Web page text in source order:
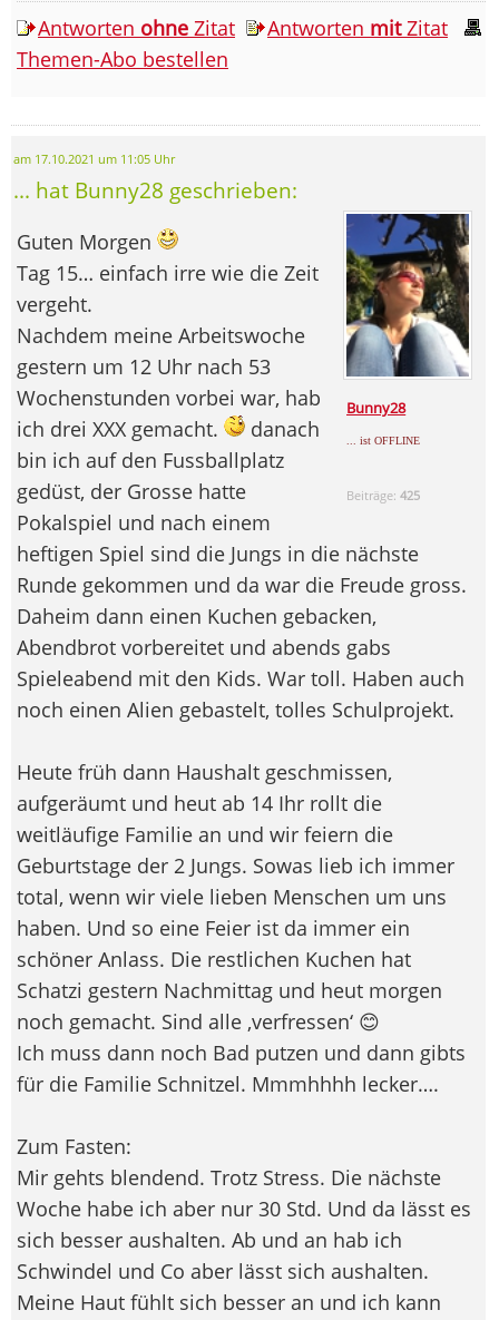
Antworten ohne Zitat Antworten mitZitat
Themen-Abo bestellen
am 17.10.2021 um 11:05 Uhr
... hat Bunny28 geschrieben:
Bunny28
... ist OFFLINE
Beiträge:425
Guten Morgen
Tag 15… einfach irre wie die Zeit
vergeht.
Nachdem meine Arbeitswoche
gestern um 12 Uhr nach 53
Wochenstunden vorbei war, hab
ich drei XXX gemacht.
danach
bin ich auf den Fussballplatz
gedüst, der Grosse hatte
Pokalspiel und nach einem
heftigen Spiel sind die Jungs in die nächste
Runde gekommen und da war die Freude gross.
Daheim dann einen Kuchen gebacken,
Abendbrot vorbereitet und abends gabs
Spieleabend mit den Kids. War toll. Haben auch
noch einen Alien gebastelt, tolles Schulprojekt.
Heute früh dann Haushalt geschmissen,
aufgeräumt und heut ab 14 Ihr rollt die
weitläufige Familie an und wir feiern die
Geburtstage der 2 Jungs. Sowas lieb ich immer
total, wenn wir viele lieben Menschen um uns
haben. Und so eine Feier ist da immer ein
schöner Anlass. Die restlichen Kuchen hat
Schatzi gestern Nachmittag und heut morgen
noch gemacht. Sind alle ‚verfressen‘ 😊
Ich muss dann noch Bad putzen und dann gibts
für die Familie Schnitzel. Mmmhhhh lecker….
Zum Fasten:
Mir gehts blendend. Trotz Stress. Die nächste
Woche habe ich aber nur 30 Std. Und da lässt es
sich besser aushalten. Ab und an hab ich
Schwindel und Co aber lässt sich aushalten.
Meine Haut fühlt sich besser an und ich kann